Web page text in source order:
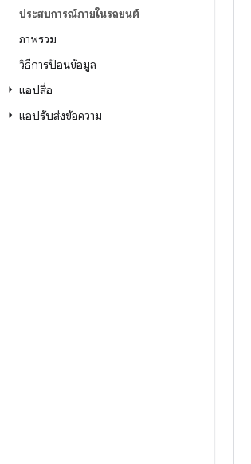
ประสบการณ์ภายในรถยนต์
ภาพรวม
วิธีการป้อนข้อมูล
แอปสื่อ
แอปรับส่งข้อความ